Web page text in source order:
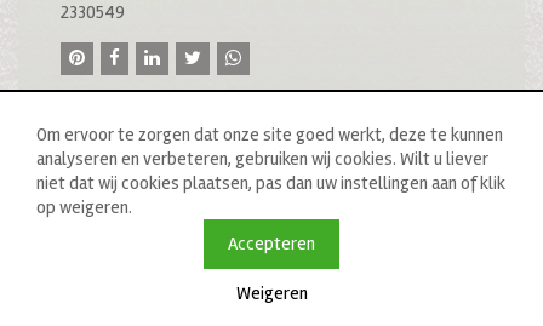
2330549
© 2020 drukkerij raddraaier b.v., van ostadestraat 233b, 1073
tn amsterdam, t: 020 673 05 78, f: 020 676 71 00,
info@raddraaierssp.nl
Om ervoor te zorgen dat onze site goed werkt, deze te kunnen
analyseren en verbeteren, gebruiken wij cookies. Wilt u liever
niet dat wij cookies plaatsen, pas dan uw instellingen aan of klik
op weigeren.
Accepteren
Weigeren